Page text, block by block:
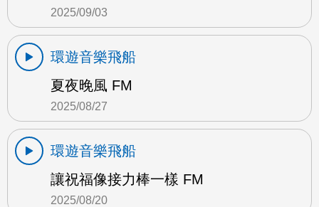
2025/09/03
環遊音樂飛船
夏夜晚風 FM
2025/08/27
環遊音樂飛船
讓祝福像接力棒一樣 FM
2025/08/20